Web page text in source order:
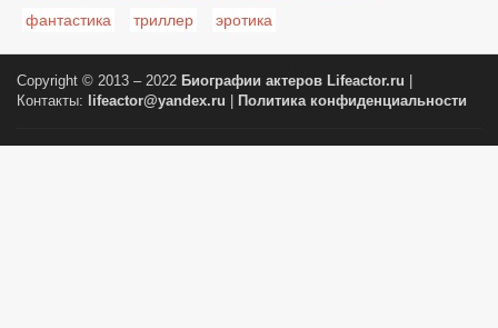
фантастика
триллер эротика
Copyright © 2013 – 2022 Биографии актеров Lifeactor.ru
Контакты:
lifeactor@yandex.ru Политика конфиденциальности